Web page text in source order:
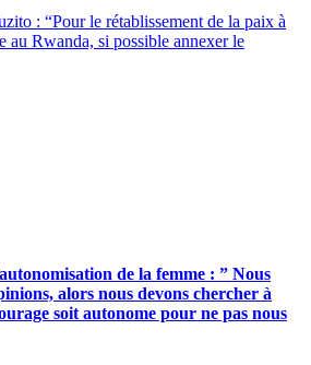
: “Pour le rétablissement de la paix à
au Rwanda, si possible annexer le
de la femme : ” Nous
alors nous devons chercher à
soit autonome pour ne pas nous